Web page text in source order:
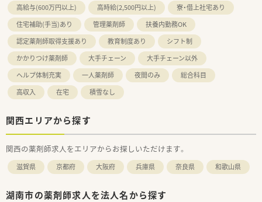
高給与(600万円以上)
高時給(2,500円以上)
寮・借上社宅あり
住宅補助(手当)あり
管理薬剤師
扶養内勤務OK
認定薬剤師取得支援あり
教育制度あり
シフト制
かかりつけ薬剤師
大手チェーン
大手チェーン以外
ヘルプ体制充実
一人薬剤師 夜間のみ
総合科目
高収入
在宅 積雪なし
関西エリアから探す
関西の薬剤師求人をエリアからお探しいただけます。
滋賀県 京都府 大阪府 兵庫県 奈良県 和歌山県
湖南市の薬剤師求人を法人名から探す